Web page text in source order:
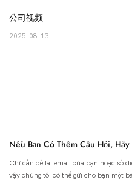
公司视频
2025-08-13
Nếu Bạn Có Thêm Câu Hỏi,
Chỉ cần để lại email của bạn hoặc số
vậy chúng tôi có thể gửi cho bạn một